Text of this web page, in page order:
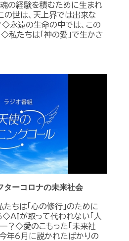
魂の経験を積むために生まれ
の世は、天上界では出来な
永遠の生命の中では、この
私たちは「神の愛」で生かさ
ターコロナの未来社会
ちは「心の修行」のために
ＡＩが取って代われない「人
？◇愛のこもった「未来社
年6月に説かれたばかりの